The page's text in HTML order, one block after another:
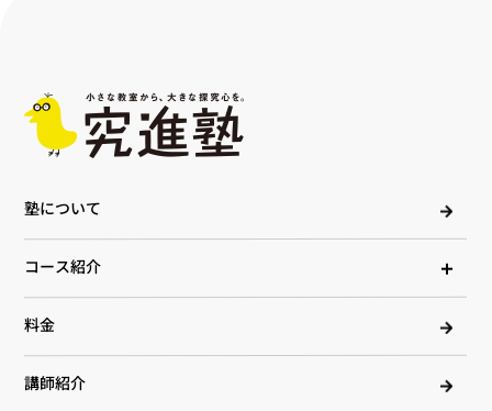
塾について
コース紹介
料金
講師紹介